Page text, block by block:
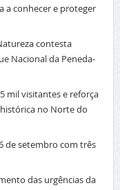
a conhecer e proteger
contesta
Nacional da Peneda-
mil visitantes e reforça
no Norte do
de setembro com três
das urgências da